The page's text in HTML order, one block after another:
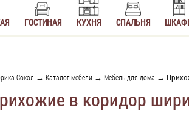
ГОСТИНАЯ КУХНЯ СПАЛЬНЯ
Сокол → Каталог мебели → Мебель для дома →
в коридор